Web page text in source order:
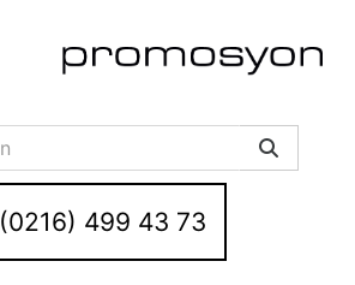
(0216) 499 43 73